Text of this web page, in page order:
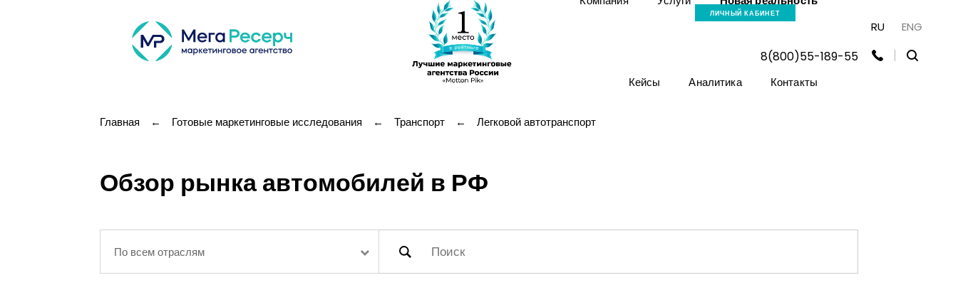
ЛИЧНЫЙ КАБИНЕТ
Кейсы Аналитика Контакты
RU ENG
8(800)55-189-55
Главная ← Готовые маркетинговые исследования ← Транспорт ← Легковой автотранспорт
Обзор рынка автомобилей в РФ
По всем отраслям